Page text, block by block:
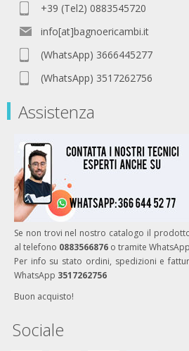
+39 (Tel2) 0883545720
info[at]bagnoericambi.it
(WhatsApp) 3666445277
(WhatsApp) 3517262756
Assistenza
Se non trovi nel nostro catalogo il
al telefono 0883566876 o tramite WhatsApp
Per info su stato ordini, spedizioni e
WhatsApp 3517262756
Buon acquisto!
Sociale